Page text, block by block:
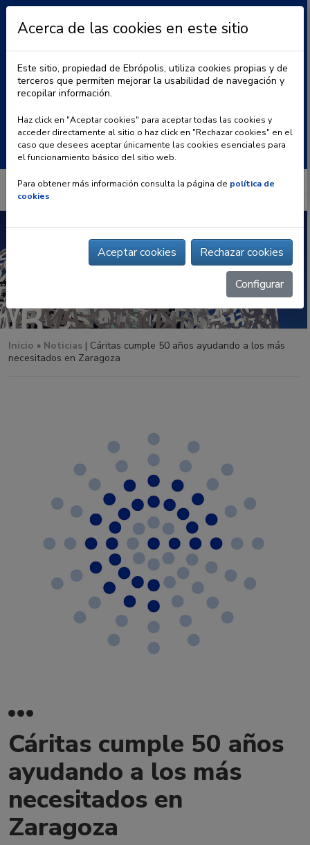
BLOG | CONTACTO
Buscar:
Inicio » Noticias | Cáritas cumple 50 años ayudando a los más
necesitados en Zaragoza
Cáritas cumple 50 años
ayudando a los más
necesitados en
Zaragoza
Acerca de las cookies en este sitio
Este sitio, propiedad de Ebrópolis, utiliza cookies propias y de
terceros que permiten mejorar la usabilidad de navegación y
recopilar información.
Haz click en "Aceptar cookies" para aceptar todas las cookies y
acceder directamente al sitio o haz click en "Rechazar cookies" en el
caso que desees aceptar únicamente las cookies esenciales para
el funcionamiento básico del sitio web.
Para obtener más información consulta la página de política de
cookies
Aceptar cookies Rechazar cookies
Configurar